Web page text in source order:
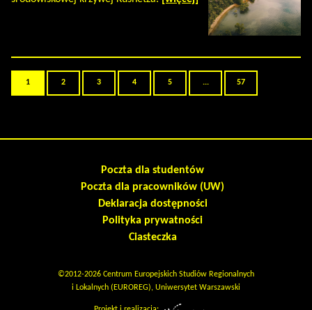
1 2 3 4 5 ... 57
Poczta dla studentów
Poczta dla pracowników (UW)
Deklaracja dostępności
Polityka prywatności
Ciasteczka
©2012-2026 Centrum Europejskich Studiów Regionalnych
i Lokalnych (EUROREG), Uniwersytet Warszawski